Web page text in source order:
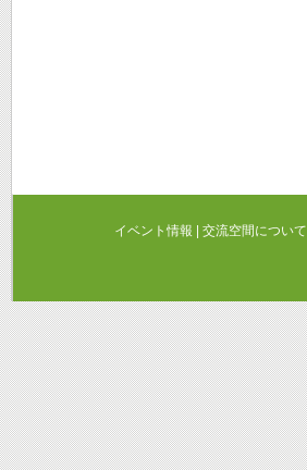
イベント情報 交流空間について